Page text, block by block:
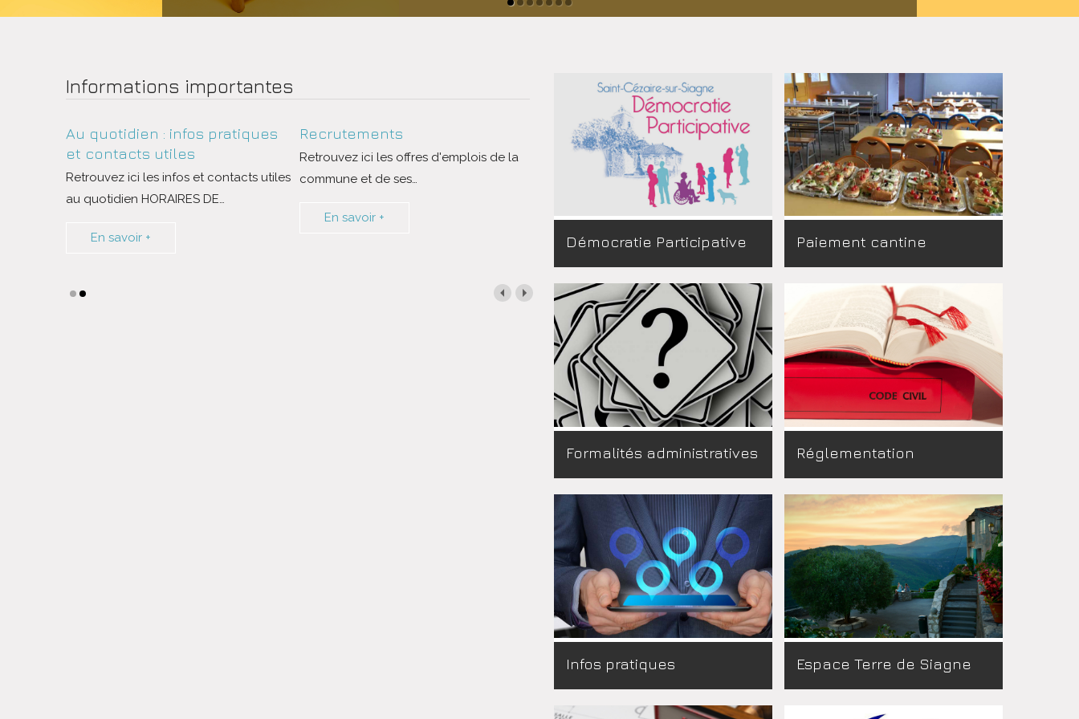
Informations importantes
Au quotidien : infos pratiques
et contacts utiles
Retrouvez ici les infos et contacts utiles
au quotidien HORAIRES DE…
En savoir +
Recrutements
Retrouvez ici les offres d'emplois de la
commune et de ses…
En savoir +
Démocratie Participative Paiement cantine
Formalités administratives Réglementation
Infos pratiques Espace Terre de Siagne